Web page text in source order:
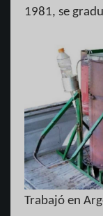
1981, se
Trabajó en